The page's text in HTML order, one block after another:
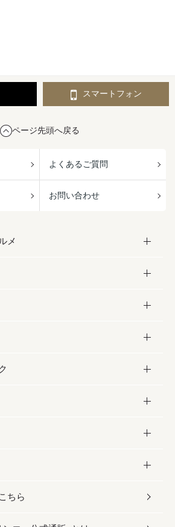
スマートフォン
ページ先頭へ戻る
よくあるご質問
お問い合わせ
メ
・カクテル
ちら